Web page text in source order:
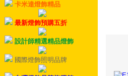
卡米達燈飾精品
最新燈飾預購五折
設計師精選精品燈飾
國際燈飾照明品牌